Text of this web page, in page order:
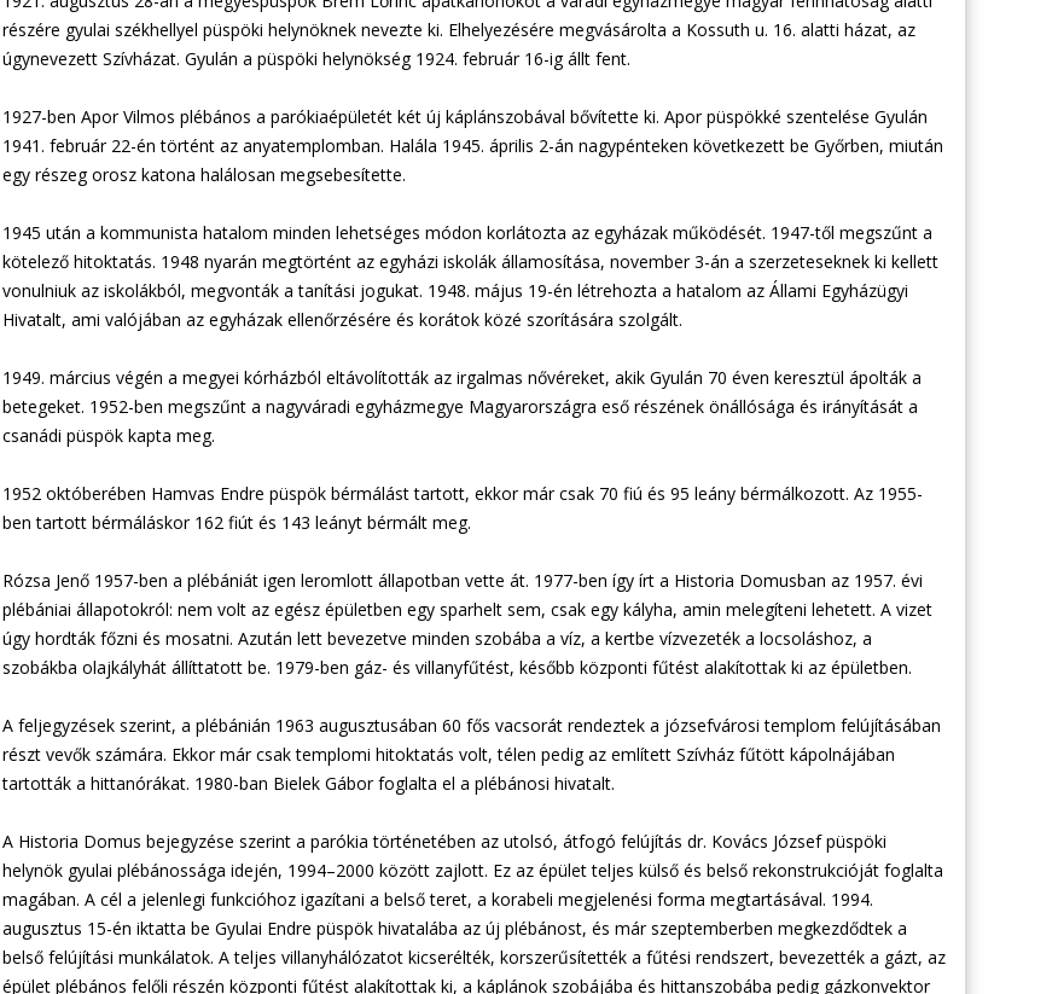
részére gyulai székhellyel püspöki helynöknek nevezte ki. Elhelyezésére megvásárolta a Kossuth u. 16. alatti házat, az
úgynevezett Szívházat. Gyulán a püspöki helynökség 1924. február 16-ig állt fent.
1927-ben Apor Vilmos plébános a parókiaépületét két új káplánszobával bővítette ki. Apor püspökké szentelése Gyulán
1941. február 22-én történt az anyatemplomban. Halála 1945. április 2-án nagypénteken következett be Győrben, miután
egy részeg orosz katona halálosan megsebesítette.
1945 után a kommunista hatalom minden lehetséges módon korlátozta az egyházak működését. 1947-től megszűnt a
kötelező hitoktatás. 1948 nyarán megtörtént az egyházi iskolák államosítása, november 3-án a szerzeteseknek ki kellett
vonulniuk az iskolákból, megvonták a tanítási jogukat. 1948. május 19-én létrehozta a hatalom az Állami Egyházügyi
Hivatalt, ami valójában az egyházak ellenőrzésére és korátok közé szorítására szolgált.
1949. március végén a megyei kórházból eltávolították az irgalmas nővéreket, akik Gyulán 70 éven keresztül ápolták a
betegeket. 1952-ben megszűnt a nagyváradi egyházmegye Magyarországra eső részének önállósága és irányítását a
csanádi püspök kapta meg.
1952 októberében Hamvas Endre püspök bérmálást tartott, ekkor már csak 70 fiú és 95 leány bérmálkozott. Az 1955-
ben tartott bérmáláskor 162 fiút és 143 leányt bérmált meg.
Rózsa Jenő 1957-ben a plébániát igen leromlott állapotban vette át. 1977-ben így írt a Historia Domusban az 1957. évi
plébániai állapotokról: nem volt az egész épületben egy sparhelt sem, csak egy kályha, amin melegíteni lehetett. A vizet
úgy hordták főzni és mosatni. Azután lett bevezetve minden szobába a víz, a kertbe vízvezeték a locsoláshoz, a
szobákba olajkályhát állíttatott be. 1979-ben gáz- és villanyfűtést, később központi fűtést alakítottak ki az épületben.
A feljegyzések szerint, a plébánián 1963 augusztusában 60 fős vacsorát rendeztek a józsefvárosi templom felújításában
részt vevők számára. Ekkor már csak templomi hitoktatás volt, télen pedig az említett Szívház fűtött kápolnájában
tartották a hittanórákat. 1980-ban Bielek Gábor foglalta el a plébánosi hivatalt.
A Historia Domus bejegyzése szerint a parókia történetében az utolsó, átfogó felújítás dr. Kovács József püspöki
helynök gyulai plébánossága idején, 1994–2000 között zajlott. Ez az épület teljes külső és belső rekonstrukcióját foglalta
magában. A cél a jelenlegi funkcióhoz igazítani a belső teret, a korabeli megjelenési forma megtartásával. 1994.
augusztus 15-én iktatta be Gyulai Endre püspök hivatalába az új plébánost, és már szeptemberben megkezdődtek a
belső felújítási munkálatok. A teljes villanyhálózatot kicserélték, korszerűsítették a fűtési rendszert, bevezették a gázt, az
épület plébános felőli részén központi fűtést alakítottak ki, a káplánok szobájába és hittanszobába pedig gázkonvektor